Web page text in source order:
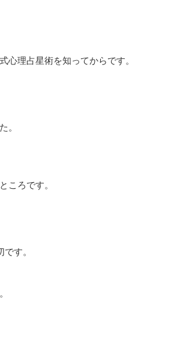
心理占星術を知ってからです。
。
ころです。
す。